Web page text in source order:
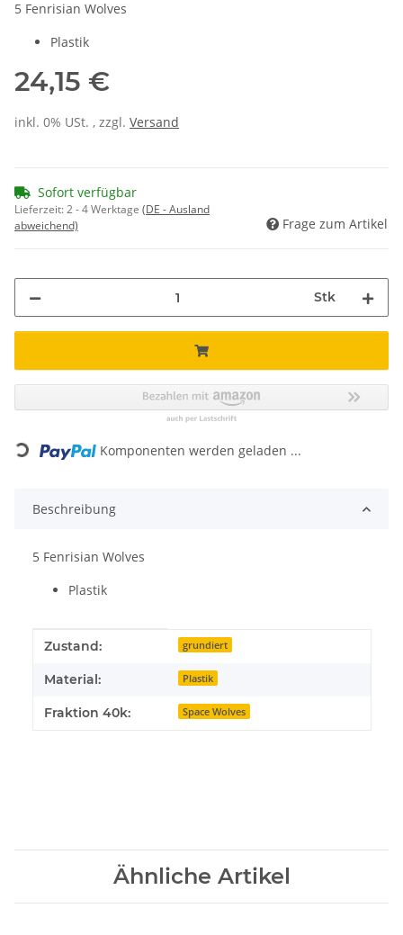
5 Fenrisian Wolves
Plastik
24,15 €
inkl. 0% USt. , zzgl. Versand
Sofort verfügbar
Lieferzeit:2 - 4 Werktage (DE - Ausland
abweichend)
Frage zum Artikel
Stk
Loading... Komponenten werden geladen ...
Beschreibung
5 Fenrisian Wolves
Plastik
Produkteigenschaft
Wert
Zustand: grundiert
Material: Plastik
Fraktion 40k: Space Wolves
Ähnliche Artikel